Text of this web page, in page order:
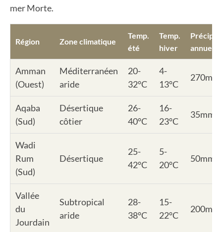
mer Morte.
Région Zone climatique
Temp.
été
Temp.
hiver
Amman
(Ouest)
Méditerranéen
aride
20-
32°C
4-
13°C
270mm
Aqaba
(Sud)
Désertique
côtier
26-
40°C
16-
23°C
35mm
Wadi
Rum
(Sud)
Désertique
25-
42°C
5-
20°C
50mm
Vallée
du
Jourdain
Subtropical
aride
28-
38°C
15-
22°C
200mm